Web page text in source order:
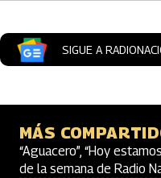
SIGUE A
MÁS
“Aguacero”, “Hoy
de la semana de Radio